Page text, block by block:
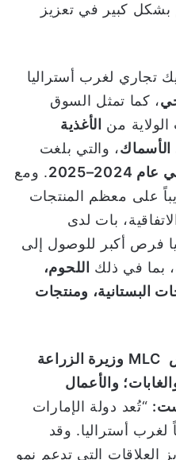
بشكل كبير في تعزيز
تجاري لغرب أستراليا
، كما تمثل السوق
من
الأغذية
الأسماك، والتي بلغت
. ومع
على معظم المنتجات
بات لدى
فرص أكبر للوصول إلى
بما في ذلك
اللحوم،
البستانية، ومنتجات
MLC وزيرة الزراعة
والأعمال
“تُعد دولة الإمارات
لغرب أستراليا. وقد
العلاقات التي تدعم نمو